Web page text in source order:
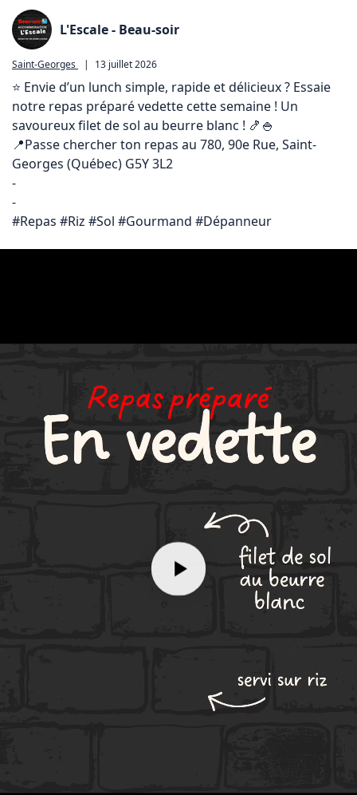
L'Escale - Beau-soir
Saint-Georges 13 juillet 2026
⭐️ Envie d’un lunch simple, rapide et délicieux ? Essaie
notre repas préparé vedette cette semaine ! Un
savoureux filet de sol au beurre blanc ! 🍤🍚
📍Passe chercher ton repas au 780, 90e Rue, Saint-
Georges (Québec) G5Y 3L2
-
-
#Repas #Riz #Sol #Gourmand #Dépanneur